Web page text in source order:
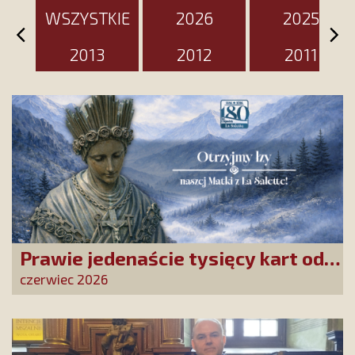
WSZYSTKIE 2026
2025
2013
2012 2011
Prawie jedenaście tysięcy kart od
Przyjaciół Stowarzyszenia
złożonych w La Salette!
czerwiec 2026